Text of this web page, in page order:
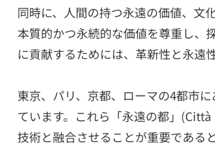
同時に、人間の持つ永遠の価値、文
本質的かつ永続的な価値を尊重し、
に貢献するためには、革新性と永遠
東京、パリ、京都、ローマの4都市
ています。これら「永遠の都」
技術と融合させることが重要である